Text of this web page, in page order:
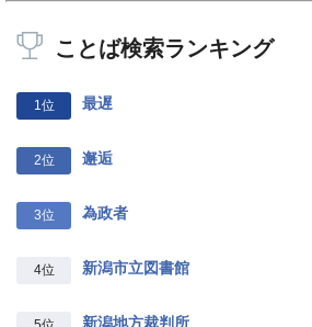
ことば検索ランキング
1位 最遅
2位 邂逅
3位 為政者
4位 新潟市立図書館
新潟地方裁判所